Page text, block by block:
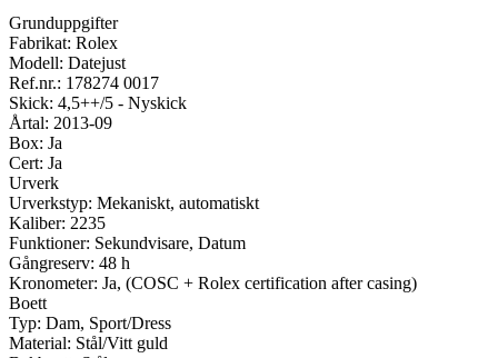
Grunduppgifter
Fabrikat: Rolex
Modell: Datejust
Ref.nr.: 178274 0017
Skick: 4,5++/5 - Nyskick
Årtal: 2013-09
Box: Ja
Cert: Ja
Urverk
Urverkstyp: Mekaniskt, automatiskt
Kaliber: 2235
Funktioner: Sekundvisare, Datum
Gångreserv: 48 h
Kronometer: Ja, (COSC + Rolex certification after casing)
Boett
Typ: Dam, Sport/Dress
Material: Stål/Vitt guld